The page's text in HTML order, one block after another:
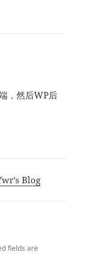
，然后WP后
Blog
fields are